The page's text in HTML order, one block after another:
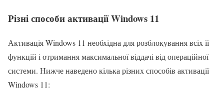
Різні способи активації Windows 11
Активація Windows 11 необхідна для розблокування всіх її
функцій і отримання максимальної віддачі від операційної
системи. Нижче наведено кілька різних способів активації
Windows 11: